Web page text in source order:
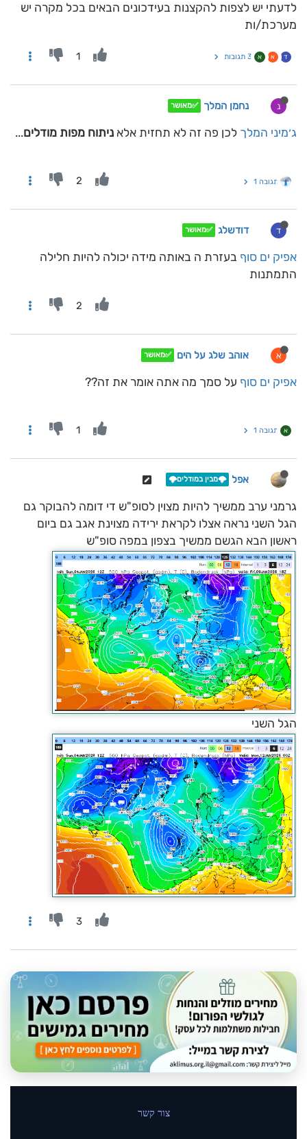
לדעתי יש לצפות להקצנות בעידכונים הבאים בכל מקרה יש
מערכת/ות
ד א א 3 תגובות 1
נ נחמן המלך ✅מאושר
ג׳מיני המלך לכן פה זה לא תחזית אלא ניתוח מפות מודלים...
תגובה 1 2
ד דודשלג ✅מאושר
אפיק ים סוף בעזרת ה באותה מידה יכולה להיות חלילה
התמתנות
2
א אוהב שלג על הים ✅מאושר
אפיק ים סוף על סמך מה אתה אומר את זה??
א תגובה 1 1
אפל 🌩️מבין במודלים🌩️
גרמני ערב ממשיך להיות מצוין לסופ"ש די דומה להבוקר גם
הגל השני נראה אצלו לקראת ירידה מצוינת אגב גם ביום
ראשון הבא הגשם ממשיך בצפון במפה סופ"ש
הגל השני
3
צור קשר